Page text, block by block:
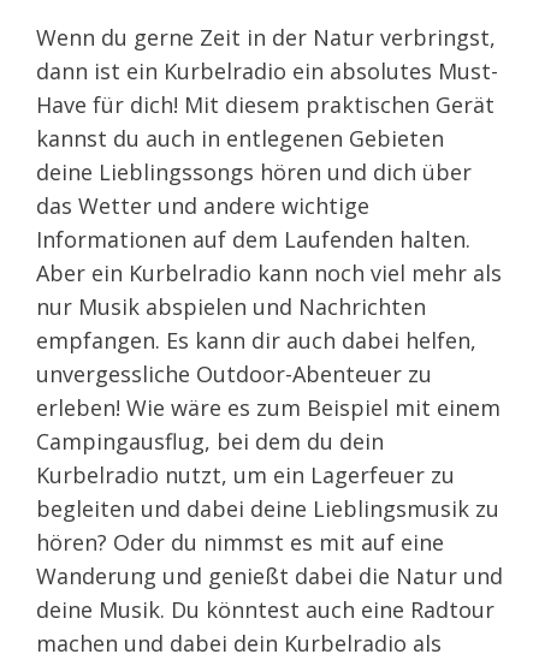
Wenn du gerne Zeit in der Natur verbringst,
dann ist ein Kurbelradio ein absolutes Must-
Have für dich! Mit diesem praktischen Gerät
kannst du auch in entlegenen Gebieten
deine Lieblingssongs hören und dich über
das Wetter und andere wichtige
Informationen auf dem Laufenden halten.
Aber ein Kurbelradio kann noch viel mehr als
nur Musik abspielen und Nachrichten
empfangen. Es kann dir auch dabei helfen,
unvergessliche Outdoor-Abenteuer zu
erleben! Wie wäre es zum Beispiel mit einem
Campingausflug, bei dem du dein
Kurbelradio nutzt, um ein Lagerfeuer zu
begleiten und dabei deine Lieblingsmusik zu
hören? Oder du nimmst es mit auf eine
Wanderung und genießt dabei die Natur und
deine Musik. Du könntest auch eine Radtour
machen und dabei dein Kurbelradio als